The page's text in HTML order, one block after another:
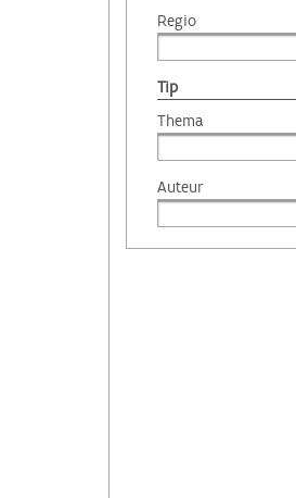
Regio
Tip
Thema
Auteur